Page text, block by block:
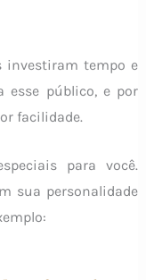
investiram tempo e
esse público, e por
facilidade.
para você.
sua personalidade